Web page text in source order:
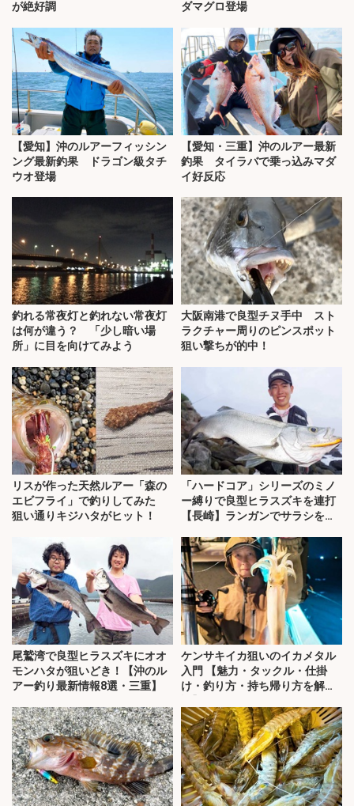
が絶好調
ダマグロ登場
【愛知】沖のルアーフィッシン
ング最新釣果 ドラゴン級タチ
ウオ登場
【愛知・三重】沖のルアー最新
釣果 タイラバで乗っ込みマダ
イ好反応
釣れる常夜灯と釣れない常夜灯
は何が違う？ 「少し暗い場
所」に目を向けてみよう
大阪南港で良型チヌ手中 スト
ラクチャー周りのピンスポット
狙い撃ちが的中！
リスが作った天然ルアー「森の
エビフライ」で釣りしてみた
狙い通りキジハタがヒット！
「ハードコア」シリーズのミノ
ー縛りで良型ヒラスズキを連打
【長崎】ランガンでサラシを攻
尾鷲湾で良型ヒラスズキにオオ
モンハタが狙いどき！【沖のル
アー釣り最新情報8選・三重】
ケンサキイカ狙いのイカメタル
入門 【魅力・タックル・仕掛
け・釣り方・持ち帰り方を解